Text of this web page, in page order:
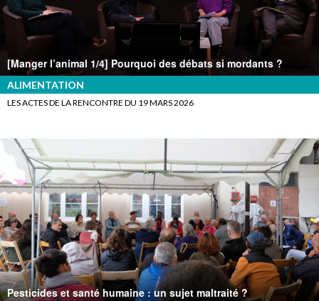
[Manger l’animal 1/4] Pourquoi des débats si mordants ?
ALIMENTATION
LES ACTES DE LA RENCONTRE DU 19 MARS 2026
Pesticides et santé humaine : un sujet maltraité ?